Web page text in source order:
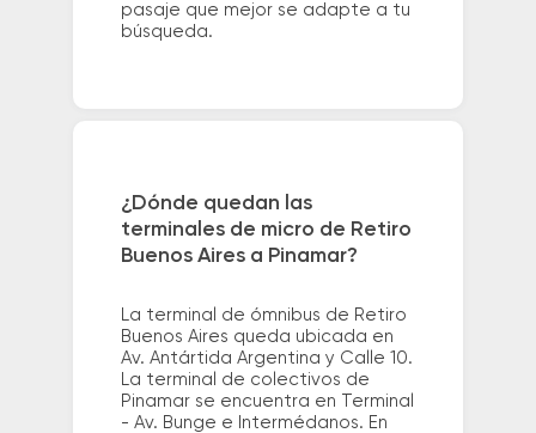
pasaje que mejor se adapte a tu
búsqueda.
¿Dónde quedan las
terminales de micro de Retiro
Buenos Aires a Pinamar?
La terminal de ómnibus de Retiro
Buenos Aires queda ubicada en
Av. Antártida Argentina y Calle 10.
La terminal de colectivos de
Pinamar se encuentra en Terminal
- Av. Bunge e Intermédanos. En